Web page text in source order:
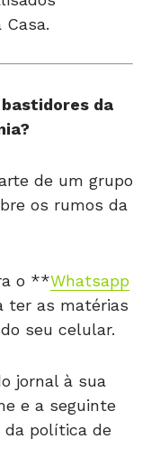
da
de um grupo
os rumos da
o **Whatsapp
ter as matérias
seu celular.
jornal à sua
e a seguinte
da política de